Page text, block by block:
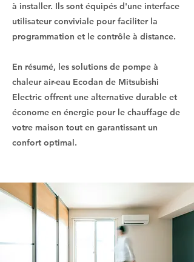
à installer. Ils sont équipés d'une interface
utilisateur conviviale pour faciliter la
programmation et le contrôle à distance.
En résumé, les solutions de pompe à
chaleur air-eau Ecodan de Mitsubishi
Electric offrent une alternative durable et
économe en énergie pour le chauffage de
votre maison tout en garantissant un
confort optimal.